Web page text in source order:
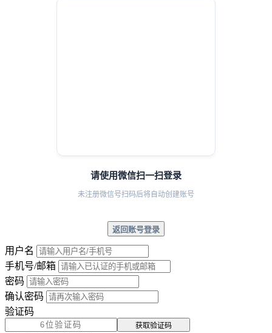
请使用微信扫一扫登录
未注册微信号扫码后将自动创建账号
返回账号登录
用户名
手机号/邮箱
密码
确认密码
验证码
获取验证码